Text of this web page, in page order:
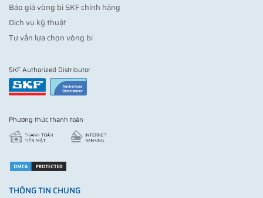
Báo giá vòng bi SKF chính hãng
Dịch vụ kỹ thuật
Tư vấn lựa chọn vòng bi
SKF Authorized Distributor
Phương thức thanh toán
THÔNG TIN CHUNG